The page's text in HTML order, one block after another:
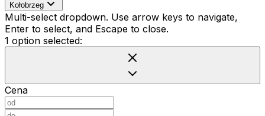
Kołobrzeg
Multi-select dropdown. Use arrow keys to navigate,
Enter to select, and Escape to close.
1 option selected:
Cena